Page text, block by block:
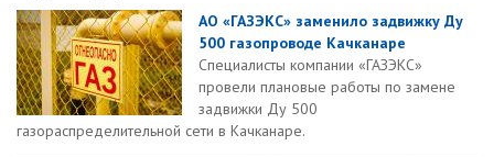
АО «ГАЗЭКС» заменило задвижку Ду
500 газопроводе Качканаре
Специалисты компании «ГАЗЭКС»
провели плановые работы по замене
задвижки Ду 500
газораспределительной сети в Качканаре.